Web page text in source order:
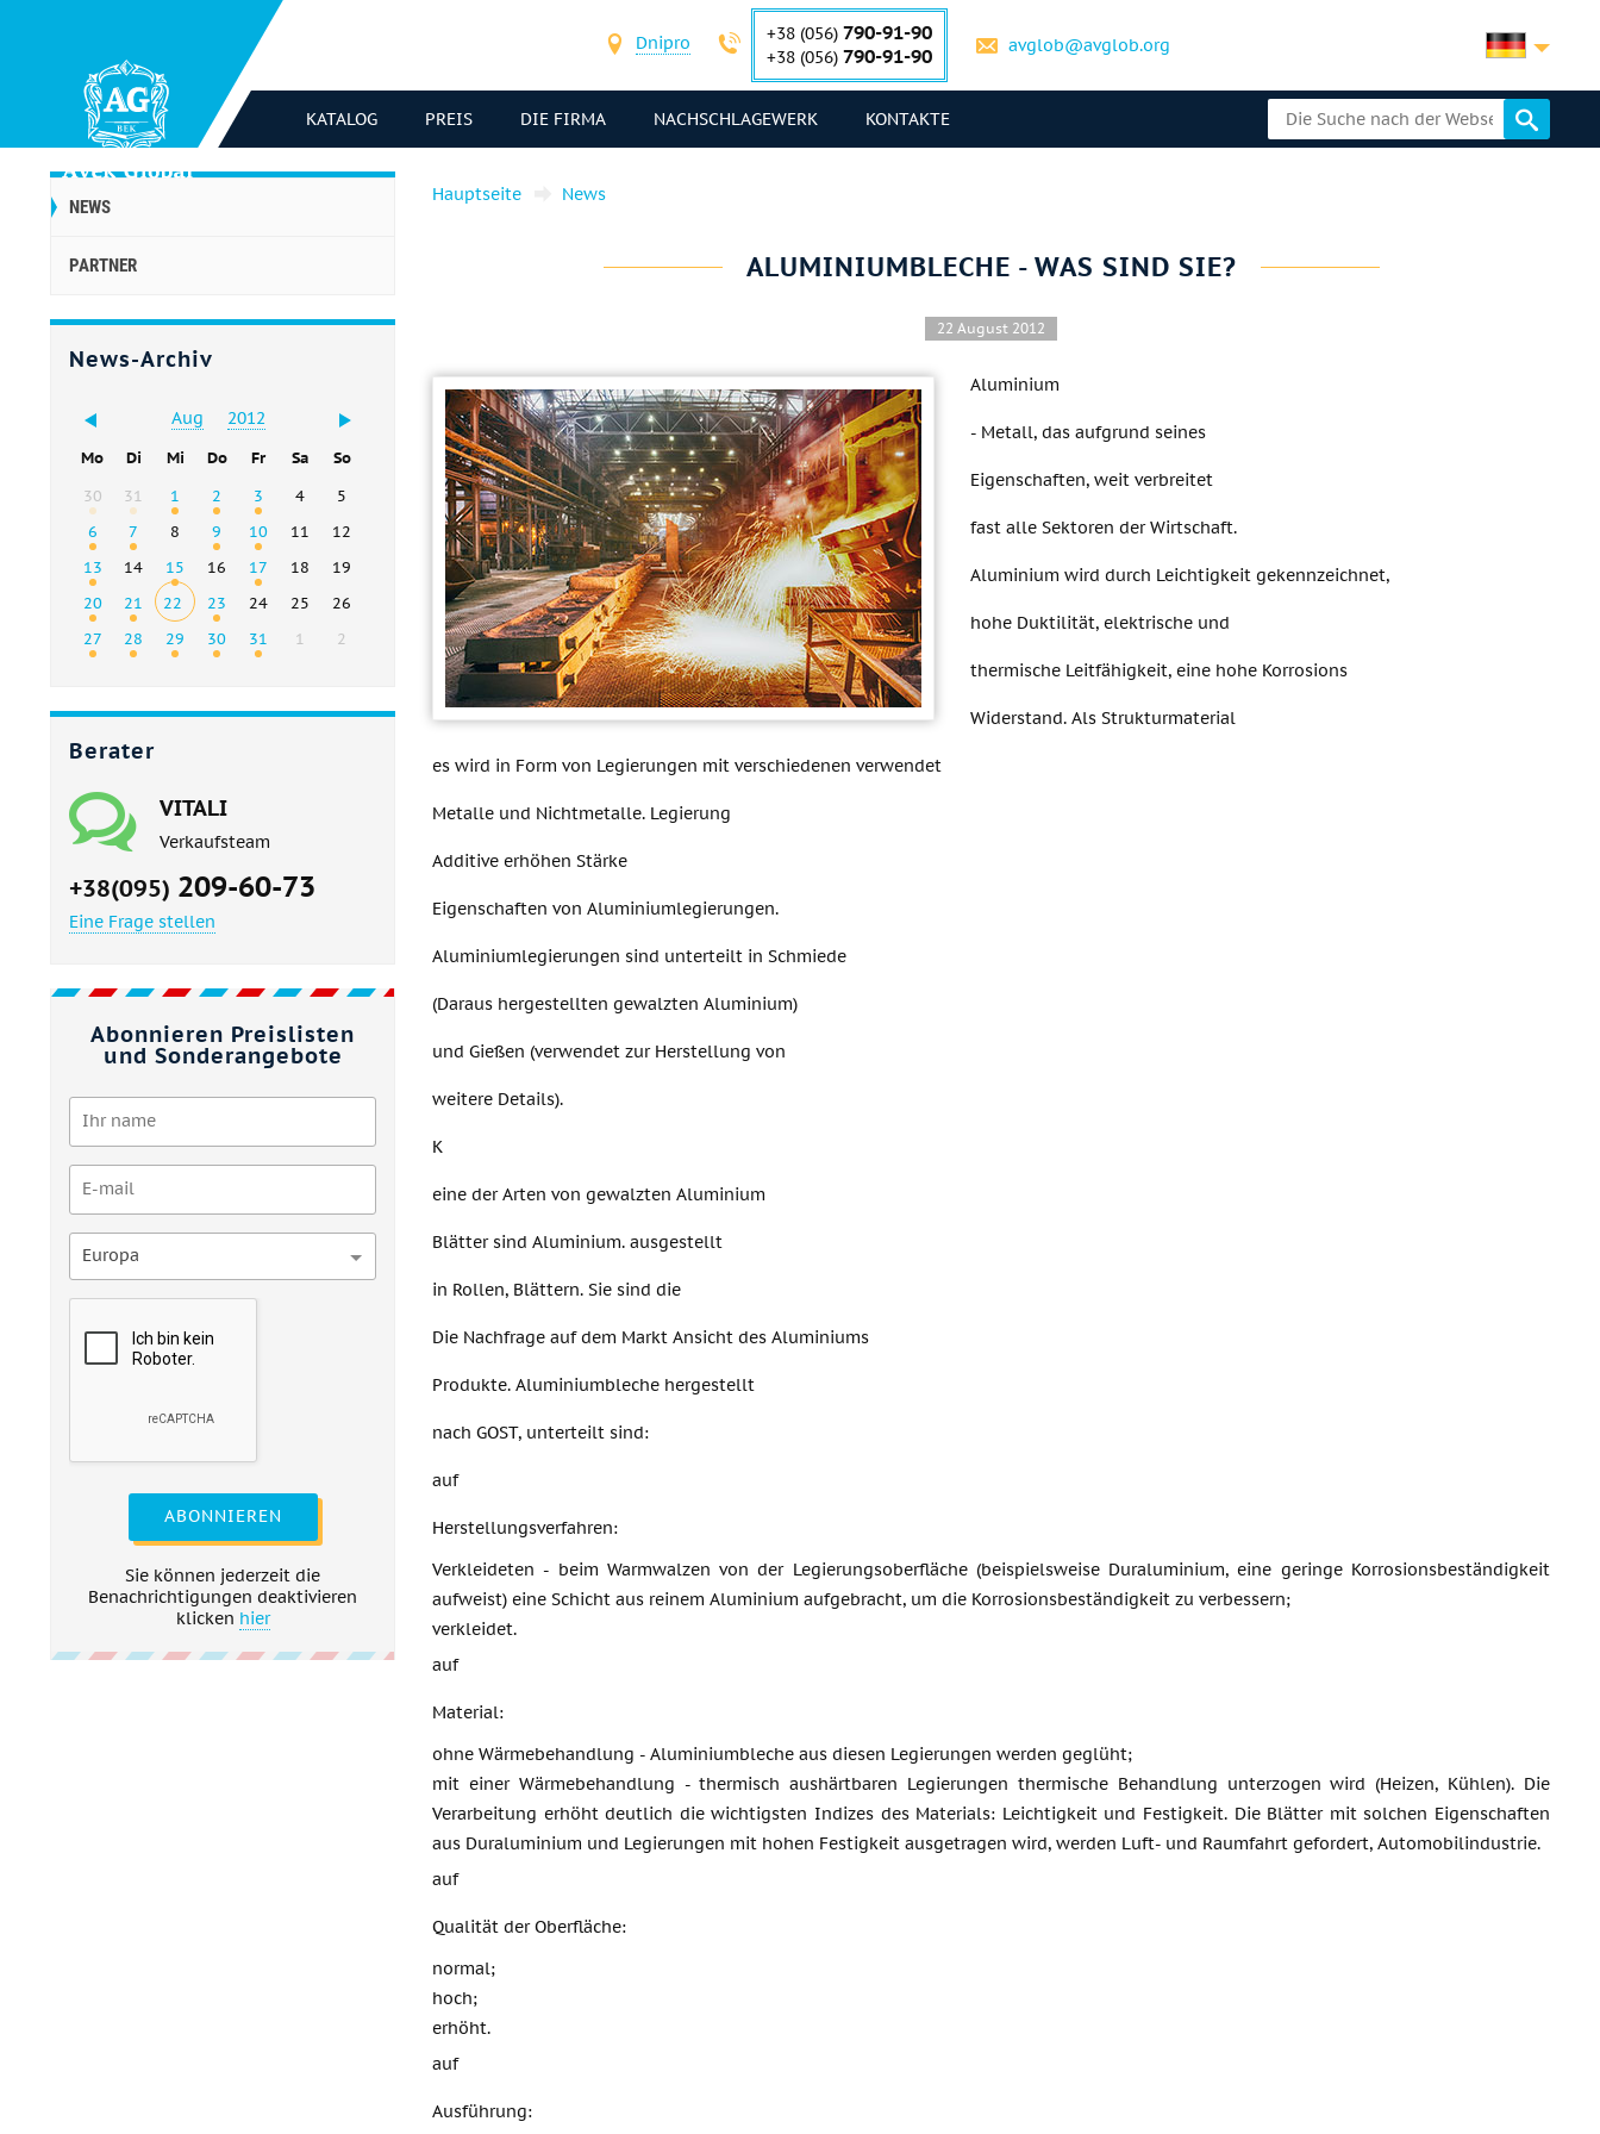
Dnipro +38 (056) 790-91-90
+38 (056) 790-91-90 avglob@avglob.org
KATALOG PREIS DIE FIRMA NACHSCHLAGEWERK KONTAKTE
NEWS
PARTNER
News-Archiv
Aug 2012
Mo Di Mi Do Fr Sa
So
30
31 1 2 3 4
5
6
7 8 9 10 11
12
13
14 15 16 17 18
19
20
21 22 23 24 25
26
27
28 29 30 31 1 2
Berater
VITALI
Verkaufsteam
+38(095) 209-60-73
Eine Frage stellen
Abonnieren Preislisten
und Sonderangebote
Europa
ABONNIEREN
Sie können jederzeit die
Benachrichtigungen deaktivieren
klicken hier
Hauptseite News
ALUMINIUMBLECHE - WAS SIND SIE?
22 August 2012
Aluminium
- Metall, das aufgrund seines
Eigenschaften, weit verbreitet
fast alle Sektoren der Wirtschaft.
Aluminium wird durch Leichtigkeit gekennzeichnet,
hohe Duktilität, elektrische und
thermische Leitfähigkeit, eine hohe Korrosions
Widerstand. Als Strukturmaterial
es wird in Form von Legierungen mit verschiedenen verwendet
Metalle und Nichtmetalle. Legierung
Additive erhöhen Stärke
Eigenschaften von Aluminiumlegierungen.
Aluminiumlegierungen sind unterteilt in Schmiede
(Daraus hergestellten gewalzten Aluminium)
und Gießen (verwendet zur Herstellung von
weitere Details).
K
eine der Arten von gewalzten Aluminium
Blätter sind Aluminium. ausgestellt
in Rollen, Blättern. Sie sind die
Die Nachfrage auf dem Markt Ansicht des Aluminiums
Produkte. Aluminiumbleche hergestellt
nach GOST, unterteilt sind:
auf
Herstellungsverfahren:
Verkleideten - beim Warmwalzen von der Legierungsoberfläche (beispielsweise Duraluminium, eine geringe Korrosionsbeständigkeit
aufweist) eine Schicht aus reinem Aluminium aufgebracht, um die Korrosionsbeständigkeit zu verbessern;
verkleidet.
auf
Material:
ohne Wärmebehandlung - Aluminiumbleche aus diesen Legierungen werden geglüht;
mit einer Wärmebehandlung - thermisch aushärtbaren Legierungen thermische Behandlung unterzogen wird (Heizen, Kühlen). Die
Verarbeitung erhöht deutlich die wichtigsten Indizes des Materials: Leichtigkeit und Festigkeit. Die Blätter mit solchen Eigenschaften
aus Duraluminium und Legierungen mit hohen Festigkeit ausgetragen wird, werden Luft- und Raumfahrt gefordert, Automobilindustrie.
auf
Qualität der Oberfläche:
normal;
hoch;
erhöht.
auf
Ausführung: